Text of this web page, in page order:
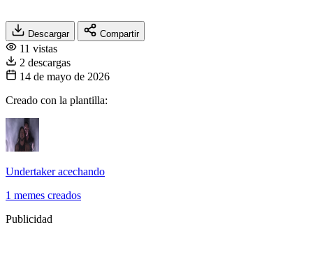
Descargar Compartir
11 vistas
2 descargas
14 de mayo de 2026
Creado con la plantilla:
Undertaker acechando
1 memes creados
Publicidad